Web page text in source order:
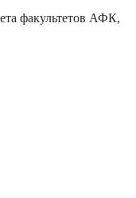
факультетов АФК,